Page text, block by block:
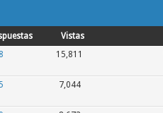
Vistas
8 15,811
5 7,044